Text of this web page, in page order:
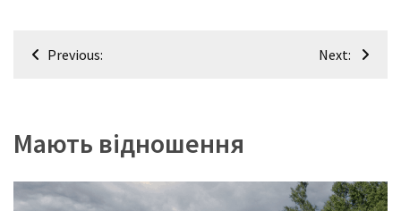
Навігація
Previous: Next:
Мають відношення